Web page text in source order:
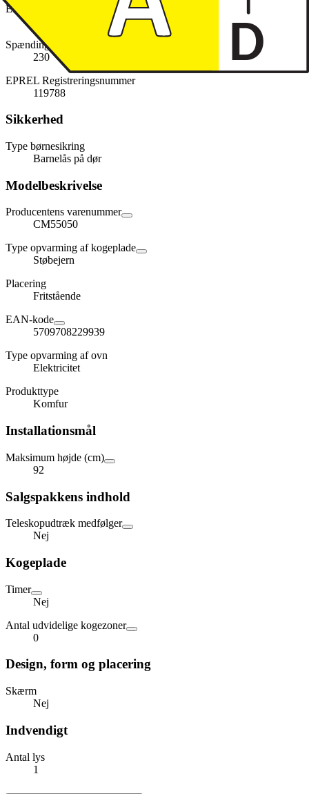
Energimærke
Spænding (volt)
230
EPREL Registreringsnummer
119788
Sikkerhed
Type børnesikring
Barnelås på dør
Modelbeskrivelse
Producentens varenummer
CM55050
Type opvarming af kogeplade
Støbejern
Placering
Fritstående
EAN-kode
5709708229939
Type opvarming af ovn
Elektricitet
Produkttype
Komfur
Installationsmål
Maksimum højde (cm)
92
Salgspakkens indhold
Teleskopudtræk medfølger
Nej
Kogeplade
Timer
Nej
Antal udvidelige kogezoner
0
Design, form og placering
Skærm
Nej
Indvendigt
Antal lys
1